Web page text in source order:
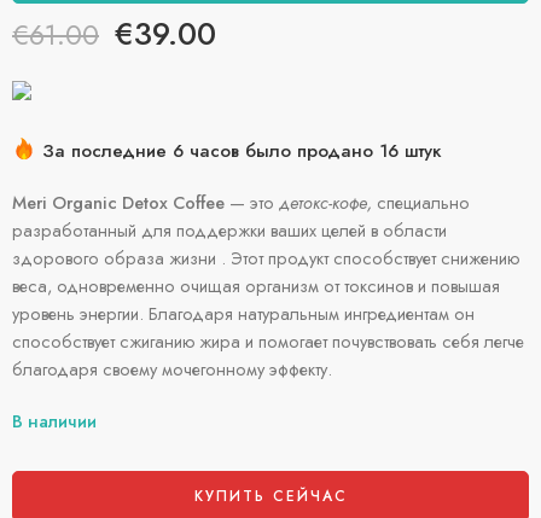
€61.00 €39.00
За последние 6 часов было продано 16 штук
свои корзины
Meri Organic Detox Coffee — это детокс-кофе, специально
разработанный для поддержки ваших целей в области
здорового образа жизни . Этот продукт способствует снижению
веса, одновременно очищая организм от токсинов и повышая
уровень энергии. Благодаря натуральным ингредиентам он
способствует сжиганию жира и помогает почувствовать себя легче
благодаря своему мочегонному эффекту.
В наличии
КУПИТЬ СЕЙЧАС